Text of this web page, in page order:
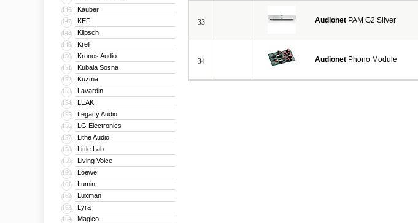
146 Kauber
147 KEF
148 Klipsch
149 Krell
150 Kronos Audio
151 Kubala Sosna
152 Kuzma
153 Lavardin
154 LEAK
155 Legacy Audio
156 LG Electronics
157 Lithe Audio
158 Little Lab
159 Living Voice
160 Loewe
161 Lumin
162 Luxman
163 Lyra
164 Magico
33 Audionet PAM G2 Silver
34 Audionet Phono Module